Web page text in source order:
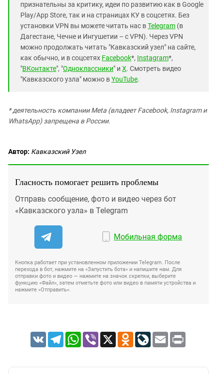
признательны за критику, идеи по развитию как в Google
Play/App Store, так и на страницах КУ в соцсетях. Без
установки VPN вы можете читать нас вTelegram (в
Дагестане, Чечне и Ингушетии – с VPN). Через VPN
можно продолжать читать "Кавказский узел" на сайте,
как обычно, и в соцсетях Facebook*, Instagram*,
"ВКонтакте", "Одноклассники" и X. Смотреть видео
"Кавказского узла" можно вYouTube.
* деятельность компании Meta (владеет Facebook, Instagram и
WhatsApp) запрещена в России.
Автор: Кавказский Узел
Гласность помогает решить проблемы
Отправь сообщение, фото и видео через бот
«Кавказского узла» в Telegram
Мобильная форма
Кнопка работает при установленном приложении Telegram. После
перехода в бот, нажмите на «Запустить бота» и напишите нам. Для
отправки фото и видео — нажмите на значок скрепки, выберите
функцию «Файл», затем отметьте фото или видео в памяти устройства и
нажмите «Отправить».
VK TelegramWhatsApp
Viber X Odnoklassniki
LiveJournal
Email Print